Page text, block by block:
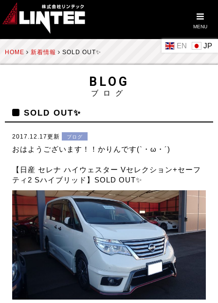
MENU
EN
HOME 新着情報 SOLD OUT✨
BLOG
ブログ
SOLD OUT✨
2017.12.17更新 ブログ
おはようございます！！かりんです(`・ω・´)
【日産 セレナ ハイウェスター Vセレクション+セーフ
ティ2 Sハイブリッド】SOLD OUT✨